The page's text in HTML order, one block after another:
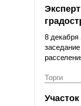
8
Торги